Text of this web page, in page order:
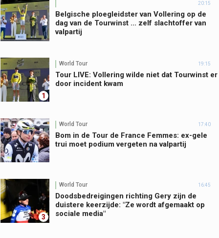
20:15
Belgische ploegleidster van Vollering op de
dag van de Tourwinst ... zelf slachtoffer van
valpartij
1
World Tour 19:15
Tour LIVE: Vollering wilde niet dat Tourwinst er
door incident kwam
World Tour 17:40
Bom in de Tour de France Femmes: ex-gele
trui moet podium vergeten na valpartij
3
World Tour 16:45
Doodsbedreigingen richting Gery zijn de
duistere keerzijde: "Ze wordt afgemaakt op
sociale media"